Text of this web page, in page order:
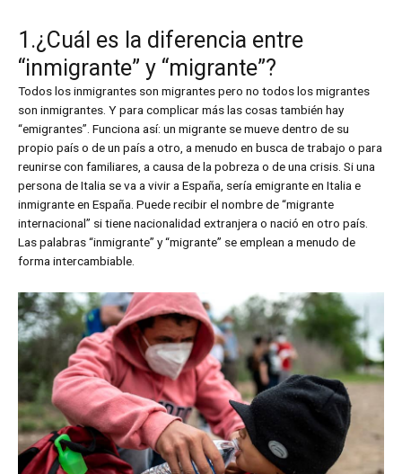
1.¿Cuál es la diferencia entre
“inmigrante” y “migrante”?
Todos los inmigrantes son migrantes pero no todos los migrantes
son inmigrantes. Y para complicar más las cosas también hay
“emigrantes”. Funciona así: un migrante se mueve dentro de su
propio país o de un país a otro, a menudo en busca de trabajo o para
reunirse con familiares, a causa de la pobreza o de una crisis. Si una
persona de Italia se va a vivir a España, sería emigrante en Italia e
inmigrante en España. Puede recibir el nombre de “migrante
internacional” si tiene nacionalidad extranjera o nació en otro país.
Las palabras “inmigrante” y “migrante” se emplean a menudo de
forma intercambiable.